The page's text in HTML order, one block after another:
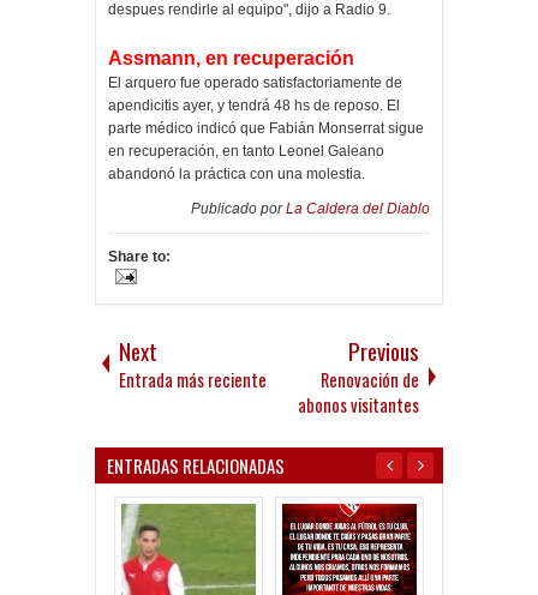
despues rendirle al equipo", dijo a Radio 9.
Assmann, en recuperación
El arquero fue operado satisfactoriamente de
apendicitis ayer, y tendrá 48 hs de reposo. El
parte médico indicó que Fabián Monserrat sigue
en recuperación, en tanto Leonel Galeano
abandonó la práctica con una molestia.
Publicado porLa Caldera del Diablo
Share to:
Next
Entrada más reciente
Previous
Renovación de
abonos visitantes
ENTRADAS RELACIONADAS